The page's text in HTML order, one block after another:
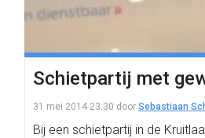
Schietpartij met
31 mei 2014 23:30 door Sebastiaan
Bij een schietpartij in de